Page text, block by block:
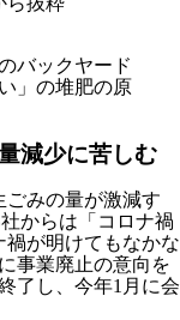
バックヤード
」の堆肥の原
減少に苦しむ
ごみの量が激減す
からは「コロナ禍
が明けてもなかな
事業廃止の意向を
了し、今年1月に会